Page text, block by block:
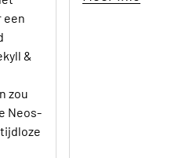
een
&
zou
Neos-